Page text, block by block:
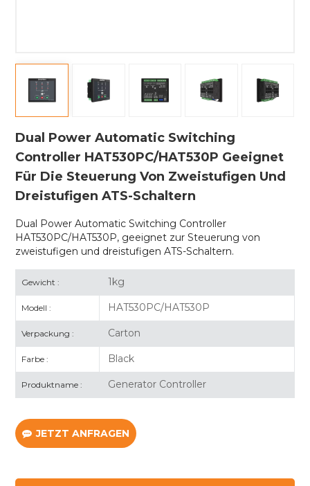
Dual Power Automatic Switching
Controller HAT530PC/HAT530P Geeignet
Für Die Steuerung Von Zweistufigen Und
Dreistufigen ATS-Schaltern
Dual Power Automatic Switching Controller
HAT530PC/HAT530P, geeignet zur Steuerung von
zweistufigen und dreistufigen ATS-Schaltern.
Gewicht : 1kg
Modell : HAT530PC/HAT530P
Verpackung : Carton
Farbe : Black
Produktname : Generator Controller
JETZT ANFRAGEN